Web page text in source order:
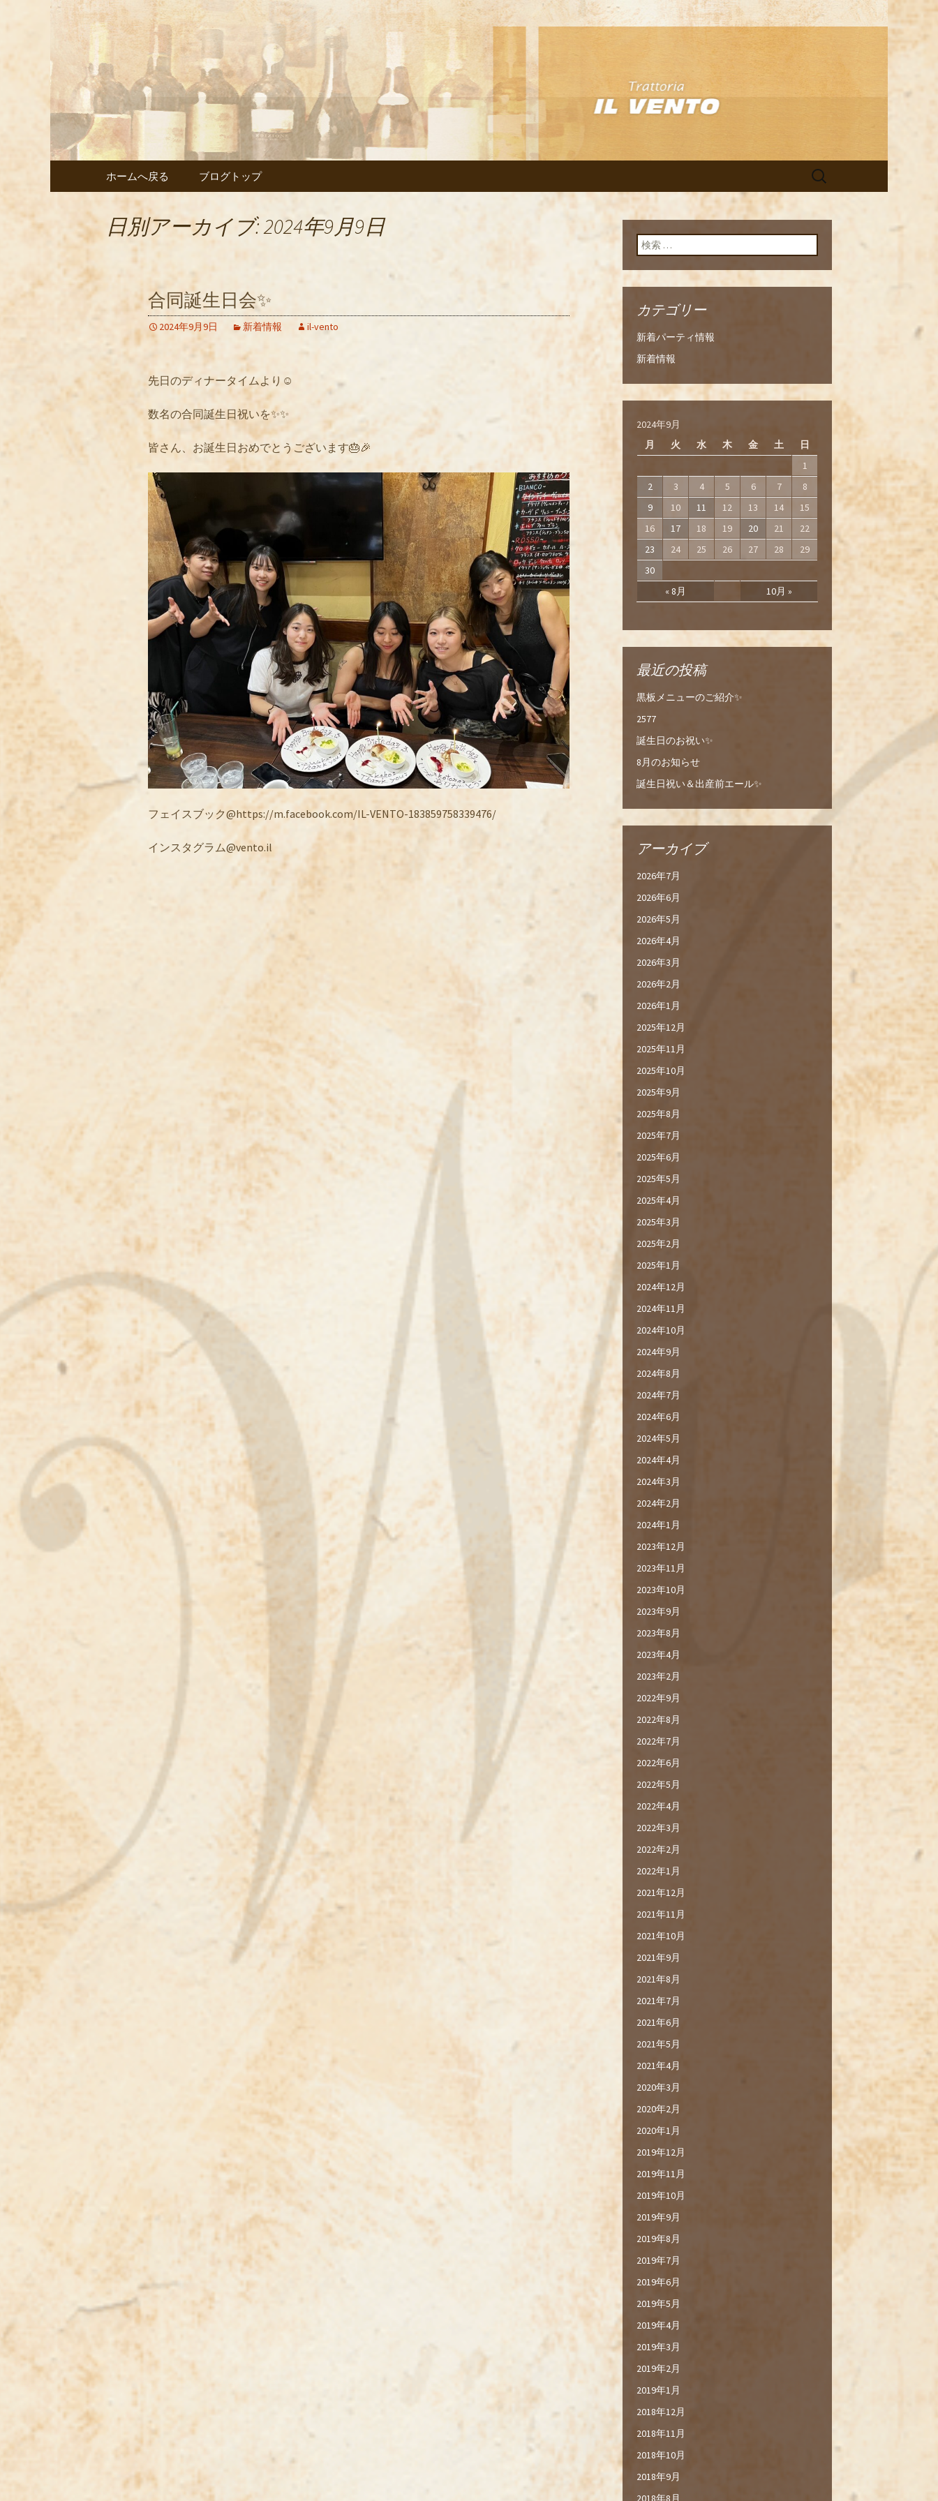
武蔵小杉の美味しいイタリアン「イルヴ
ェント」のブログ
武蔵小杉の美味しいイタリアン「イルヴェント」のブログ
コンテンツへ移動
ホームへ戻る ブログトップ
検
日別アーカイブ: 2024年9月9日
合同誕生日会✨
2024年9月9日 新着情報 il-vento
先日のディナータイムより☺️
数名の合同誕生日祝いを✨✨
皆さん、お誕生日おめでとうございます🎂🎉
フェイスブック@https://m.facebook.com/IL-VENTO-183859758339476/
インスタグラム@vento.il
検索:
カテゴリー
新着パーティ情報
新着情報
2024年9月
月
火 水 木 金 土 日
« 8月 10月 »
1
2
3 4 5 6 7
8
9
10 11 12 13 14
15
16
17 18 19 20 21
22
23
24 25 26 27 28
29
30
最近の投稿
黒板メニューのご紹介✨
2577
誕生日のお祝い✨
8月のお知らせ
誕生日祝い＆出産前エール✨
アーカイブ
2026年7月
2026年6月
2026年5月
2026年4月
2026年3月
2026年2月
2026年1月
2025年12月
2025年11月
2025年10月
2025年9月
2025年8月
2025年7月
2025年6月
2025年5月
2025年4月
2025年3月
2025年2月
2025年1月
2024年12月
2024年11月
2024年10月
2024年9月
2024年8月
2024年7月
2024年6月
2024年5月
2024年4月
2024年3月
2024年2月
2024年1月
2023年12月
2023年11月
2023年10月
2023年9月
2023年8月
2023年4月
2023年2月
2022年9月
2022年8月
2022年7月
2022年6月
2022年5月
2022年4月
2022年3月
2022年2月
2022年1月
2021年12月
2021年11月
2021年10月
2021年9月
2021年8月
2021年7月
2021年6月
2021年5月
2021年4月
2020年3月
2020年2月
2020年1月
2019年12月
2019年11月
2019年10月
2019年9月
2019年8月
2019年7月
2019年6月
2019年5月
2019年4月
2019年3月
2019年2月
2019年1月
2018年12月
2018年11月
2018年10月
2018年9月
2018年8月